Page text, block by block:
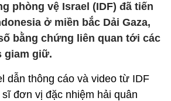
phòng vệ Israel (IDF) đã tiến
ở miền bắc Dải Gaza,
bằng chứng liên quan tới các
giam giữ.
dẫn thông cáo và video từ IDF
đơn vị đặc nhiệm hải quân